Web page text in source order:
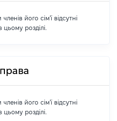
його сім'ї відсутні
розділі.
його сім'ї відсутні
розділі.